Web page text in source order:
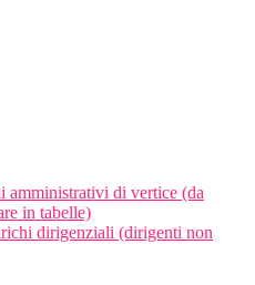
amministrativi di vertice (da
in tabelle)
dirigenziali (dirigenti non